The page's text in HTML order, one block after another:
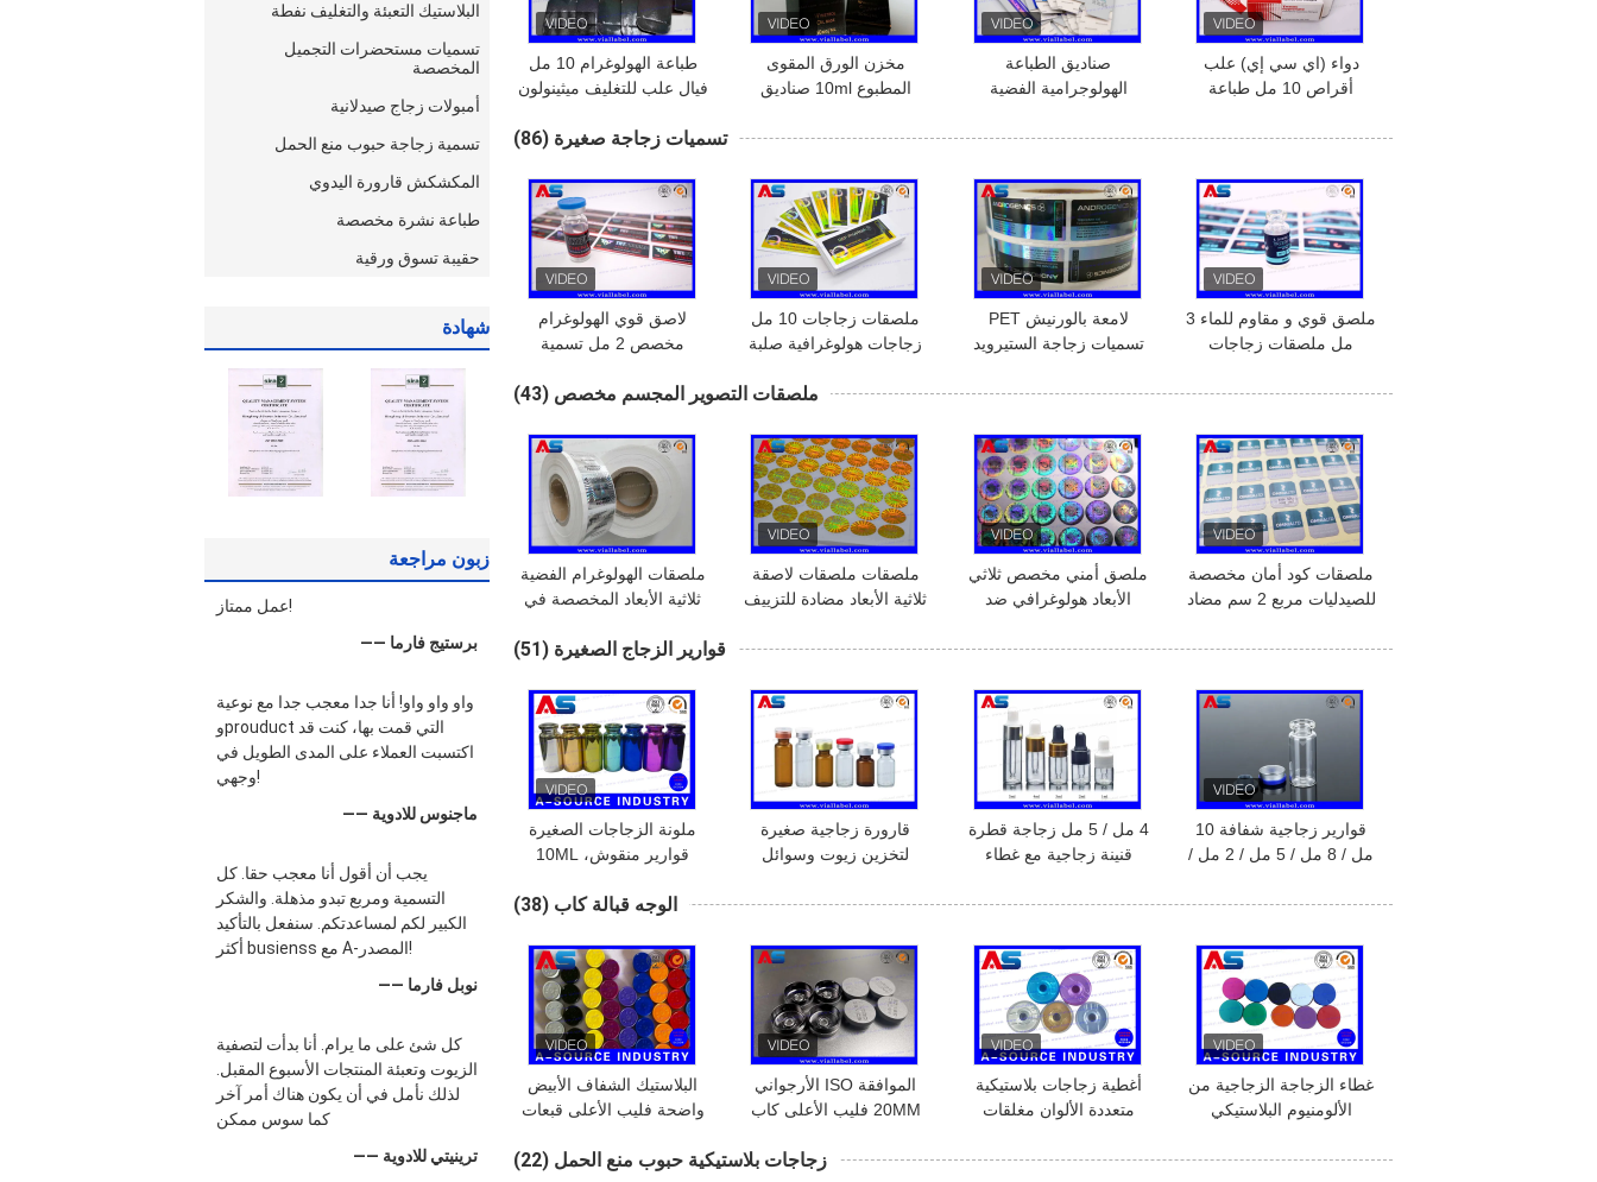
البلاستيك التعبئة والتغليف نفطة
تسميات مستحضرات التجميل
المخصصة
أمبولات زجاج صيدلانية
تسمية زجاجة حبوب منع الحمل
المكشكش قارورة اليدوي
طباعة نشرة مخصصة
حقيبة تسوق ورقية
شهادة
زبون مراجعة
عمل ممتاز!
—— برستيج فارما
واو واو واو! أنا جدا معجب جدا مع نوعية
وprouduct التي قمت بها، كنت قد
اكتسبت العملاء على المدى الطويل في
وجهي!
—— ماجنوس للادوية
يجب أن أقول أنا معجب حقا. كل
التسمية ومربع تبدو مذهلة. والشكر
الكبير لكم لمساعدتكم. سنفعل بالتأكيد
أكثر busienss مع A-المصدر!
—— نوبل فارما
كل شئ على ما يرام. أنا بدأت لتصفية
الزيوت وتعبئة المنتجات الأسبوع المقبل.
لذلك نأمل في أن يكون هناك أمر آخر
كما سوس ممكن
—— ترينيتي للادوية
طباعة الهولوغرام 10 مل
فيال علب للتغليف ميثينولون
مخزن الورق المقوى
المطبوع 10ml صناديق
كمال الاجسام ورق الذهب
صناديق الطباعة
الهولوجرامية الفضية
دواء (اي سي إي) علب
أقراص 10 مل طباعة
تيرزيباتيد)
تسميات زجاجة صغيرة (86)
لاصق قوي الهولوغرام
مخصص 2 مل تسمية
ملصقات زجاجات 10 مل
زجاجات هولوغرافية صلبة
لامعة بالورنيش PET
تسميات زجاجة الستيرويد
ملصق قوي و مقاوم للماء 3
مل ملصقات زجاجات
ملصقات التصوير المجسم مخصص (43)
ملصقات الهولوغرام الفضية
ثلاثية الأبعاد المخصصة في
أمان ثلاثية الأبعاد خطيرة
ملصقات ملصقات لاصقة
ثلاثية الأبعاد مضادة للتزييف
ملصق أمني مخصص ثلاثي
الأبعاد هولوغرافي ضد
مضاد للتزوير ملصق
ملصقات كود أمان مخصصة
للصيدليات مربع 2 سم مضاد
قوارير الزجاج الصغيرة (51)
ملونة الزجاجات الصغيرة
قوارير منقوش، 10ML
قارورة زجاجية صغيرة
لتخزين زيوت وسوائل
مل / 5 مل / 10 مل
4 مل / 5 مل زجاجة قطرة
قنينة زجاجية مع غطاء
الصيدليات
قوارير زجاجية شفافة 10
مل / 8 مل / 5 مل / 2 مل /
رخيص
الوجه قبالة كاب (38)
البلاستيك الشفاف الأبيض
واضحة فليب الأعلى قبعات
بلاستيكية 13 مم / 15 مم /
الموافقة ISO الأرجواني
20MM فليب الأعلى كاب
قبالة قبعات فيال
أغطية زجاجات بلاستيكية
متعددة الألوان مغلقات
الصغير
غطاء الزجاجة الزجاجية من
الألومنيوم البلاستيكي
زجاجات بلاستيكية حبوب منع الحمل (22)